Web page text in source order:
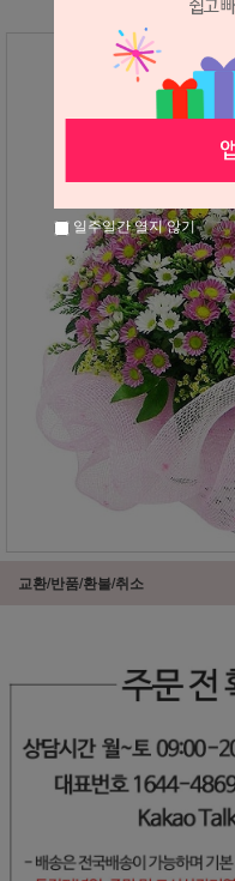
교환/반품/환불/취소
일주일간 열지 않기